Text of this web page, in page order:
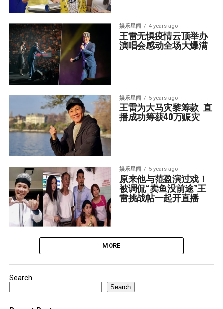
娱乐星闻 4 years ago
王雷无惧疫情云顶举办
演唱会感动全场大爆满
娱乐星闻 5 years ago
王雷为大马灾黎筹款  直
播成功筹获40万赈灾
娱乐星闻 5 years ago
原来他与范盈演过戏！
被调侃“卖鱼没前途”王
雷挑战帖一起开直播
MORE
Search
Search